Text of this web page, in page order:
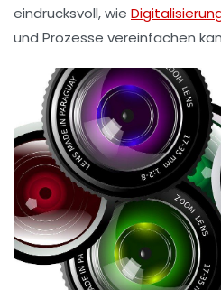
eindrucksvoll, wie
und Prozesse vereinfachen